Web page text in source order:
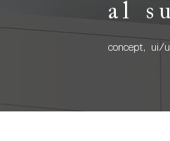
al
concept, ui/